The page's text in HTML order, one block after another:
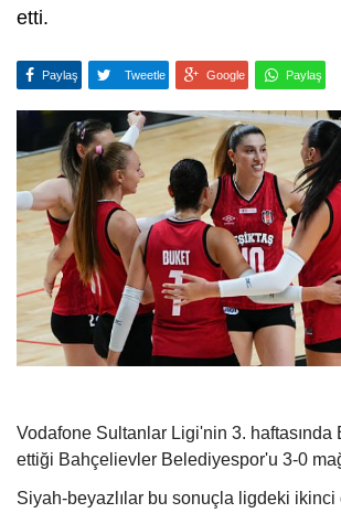
etti.
Paylaş Tweetle Google Paylaş
Vodafone Sultanlar Ligi'nin 3. haftasında
ettiği Bahçelievler Belediyespor'u 3-0
Siyah-beyazlılar bu sonuçla ligdeki